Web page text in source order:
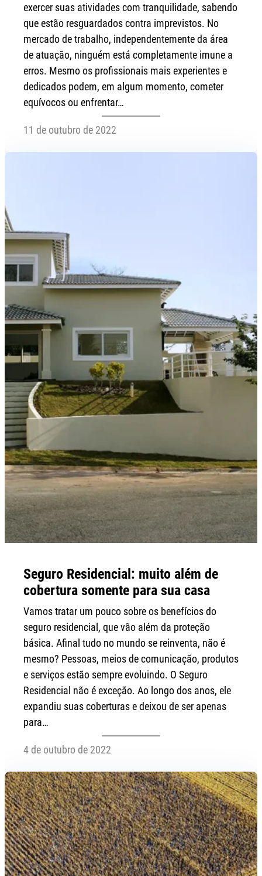
exercer suas atividades com tranquilidade, sabendo
que estão resguardados contra imprevistos. No
mercado de trabalho, independentemente da área
de atuação, ninguém está completamente imune a
erros. Mesmo os profissionais mais experientes e
dedicados podem, em algum momento, cometer
equívocos ou enfrentar…
11 de outubro de 2022
Seguro Residencial: muito além de
cobertura somente para sua casa
Vamos tratar um pouco sobre os benefícios do
seguro residencial, que vão além da proteção
básica. Afinal tudo no mundo se reinventa, não é
mesmo? Pessoas, meios de comunicação, produtos
e serviços estão sempre evoluindo. O Seguro
Residencial não é exceção. Ao longo dos anos, ele
expandiu suas coberturas e deixou de ser apenas
para…
4 de outubro de 2022